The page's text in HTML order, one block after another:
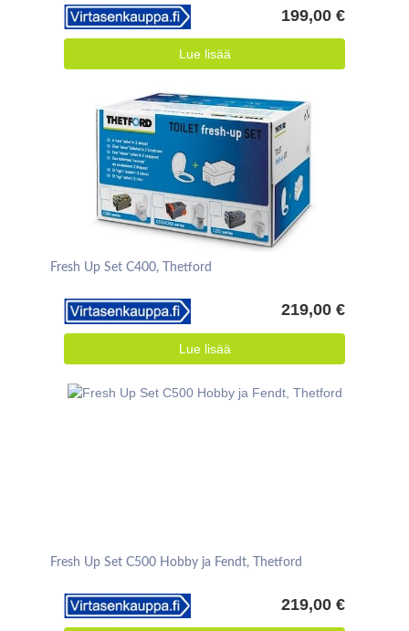
199,00 €
Lue lisää
Fresh Up Set C400, Thetford
219,00 €
Lue lisää
Fresh Up Set C500 Hobby ja Fendt, Thetford
219,00 €